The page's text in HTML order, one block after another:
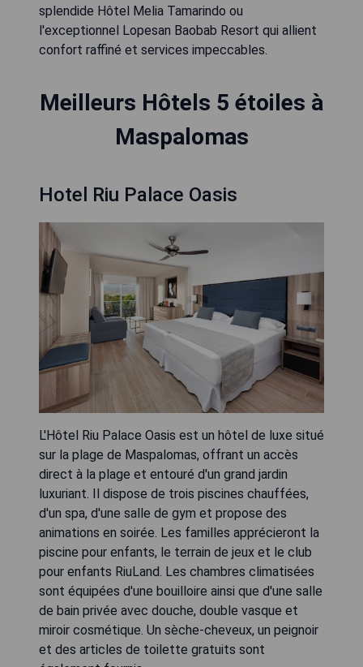
splendide Hôtel Melia Tamarindo ou
l'exceptionnel Lopesan Baobab Resort qui allient
confort raffiné et services impeccables.
Meilleurs Hôtels 5 étoiles à
Maspalomas
Hotel Riu Palace Oasis
L'Hôtel Riu Palace Oasis est un hôtel de luxe situé
sur la plage de Maspalomas, offrant un accès
direct à la plage et entouré d'un grand jardin
luxuriant. Il dispose de trois piscines chauffées,
d'un spa, d'une salle de gym et propose des
animations en soirée. Les familles apprécieront la
piscine pour enfants, le terrain de jeux et le club
pour enfants RiuLand. Les chambres climatisées
sont équipées d'une bouilloire ainsi que d'une salle
de bain privée avec douche, double vasque et
miroir cosmétique. Un sèche-cheveux, un peignoir
et des articles de toilette gratuits sont